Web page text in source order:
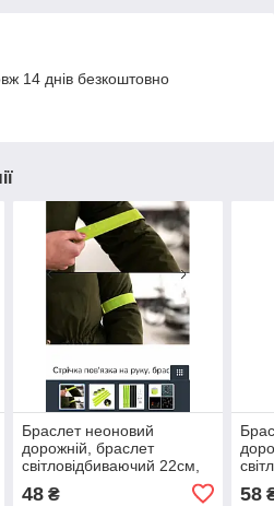
14 днів безкоштовно
Браслет неоновий
дорожній, браслет
світловідбиваючий 22см,
пов'язка на руку неонова
48₴ 58